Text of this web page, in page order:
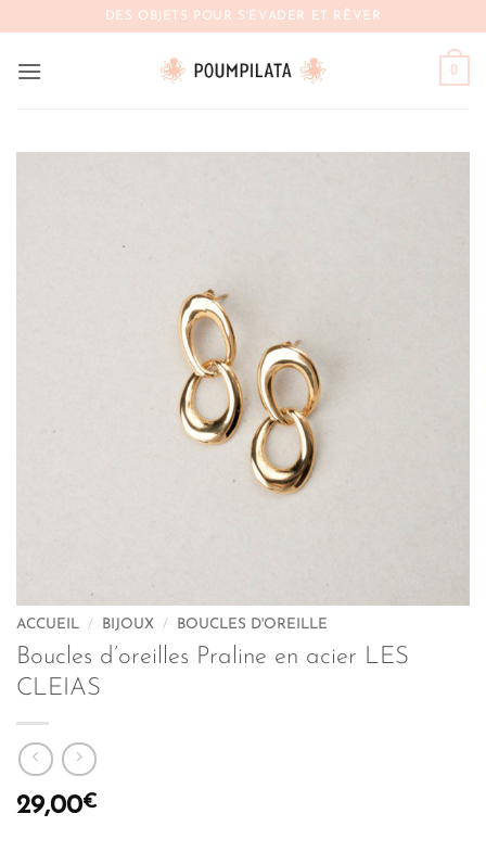
contenu
DES OBJETS POUR S'ÉVADER ET RÊVER
0
ACCUEIL / BIJOUX / BOUCLES D'OREILLE
Boucles d’oreilles Praline en acier LES
CLEIAS
29,00€